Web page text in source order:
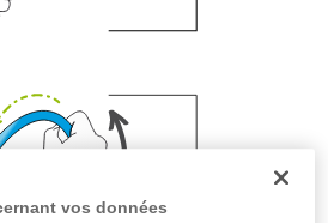
vos données